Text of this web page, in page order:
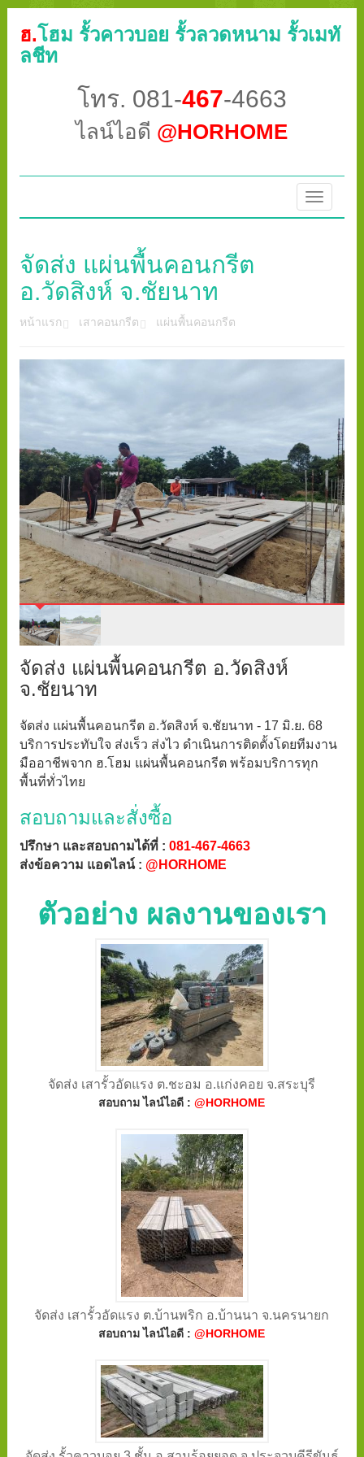
ฮ.โฮม รั้วคาวบอย รั้วลวดหนาม รั้วเมทั
ลชีท
โทร. 081-467-4663
ไลน์ไอดี @HORHOME
Toggle
จัดส่ง แผ่นพื้นคอนกรีต
อ.วัดสิงห์ จ.ชัยนาท
หน้าแรก เสาคอนกรีต แผ่นพื้นคอนกรีต
จัดส่ง แผ่นพื้นคอนกรีต อ.วัดสิงห์
จ.ชัยนาท
จัดส่ง แผ่นพื้นคอนกรีต อ.วัดสิงห์ จ.ชัยนาท - 17 มิ.ย. 68
บริการประทับใจ ส่งเร็ว ส่งไว ดำเนินการติดตั้งโดยทีมงาน
มืออาชีพจาก ฮ.โฮม แผ่นพื้นคอนกรีต พร้อมบริการทุก
พื้นที่ทั่วไทย
สอบถามและสั่งซื้อ
ปรึกษา และสอบถามได้ที่ : 081-467-4663
ส่งข้อความ แอดไลน์ : @HORHOME
ตัวอย่าง ผลงานของเรา
จัดส่ง เสารั้วอัดแรง ต.ชะอม อ.แก่งคอย จ.สระบุรี
สอบถาม ไลน์ไอดี :@HORHOME
จัดส่ง เสารั้วอัดแรง ต.บ้านพริก อ.บ้านนา จ.นครนายก
สอบถาม ไลน์ไอดี :@HORHOME